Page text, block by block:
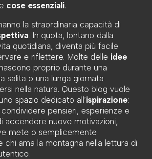
cose essenziali.
la straordinaria capacità di
. In quota, lontano dalla
quotidiana, diventa più facile
e riflettere. Molte delle idee
proprio durante una
salita o una lunga giornata
nella natura. Questo blog vuole
spazio dedicato all’ispirazione:
pensieri, esperienze e
accendere nuove motivazioni,
mete o semplicemente
chi ama la montagna nella lettura di